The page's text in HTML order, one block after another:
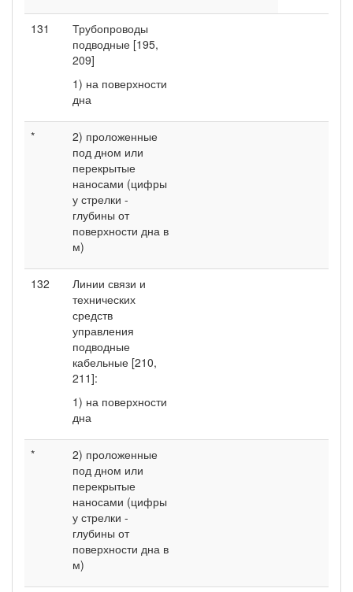
131
Трубопроводы
подводные [195,
209]
1) на поверхности
дна
*
2) проложенные
под дном или
перекрытые
наносами (цифры
у стрелки -
глубины от
поверхности дна в
м)
132
Линии связи и
технических
средств
управления
подводные
кабельные [210,
211]:
1) на поверхности
дна
*
2) проложенные
под дном или
перекрытые
наносами (цифры
у стрелки -
глубины от
поверхности дна в
м)